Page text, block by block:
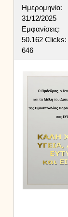
Ημερομηνία:
31/12/2025
Εμφανίσεις:
50.162 Clicks:
646